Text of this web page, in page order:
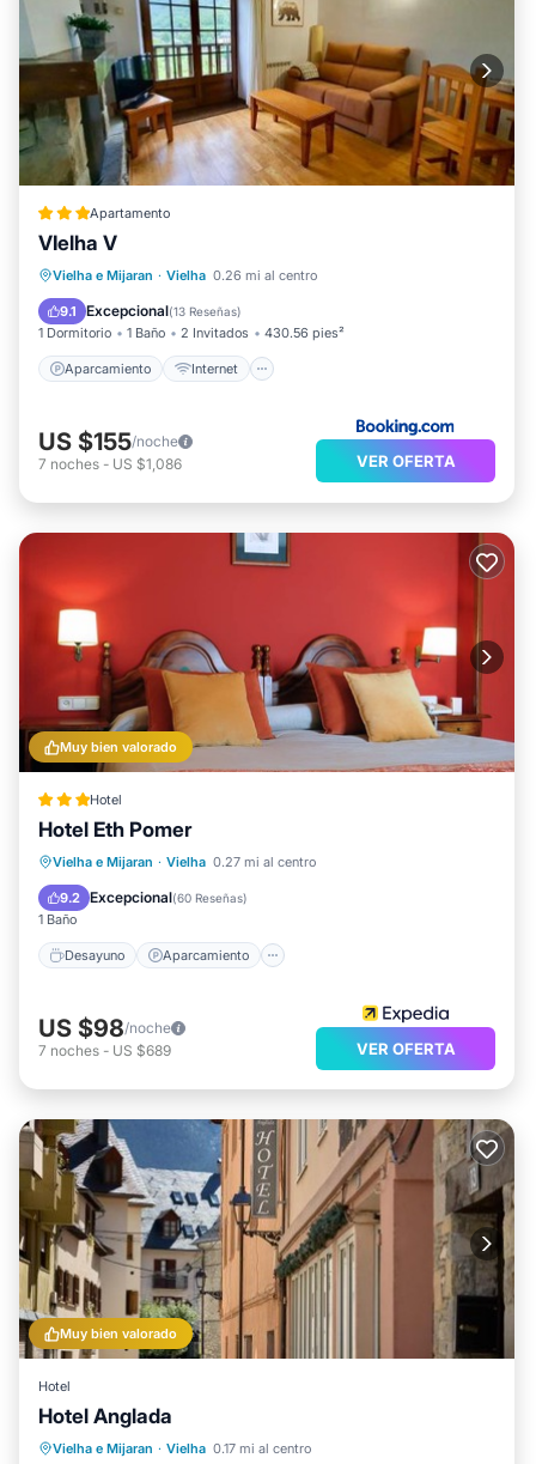
Apartamento
VIelha V
Vielha e Mijaran · Vielha 0.26 mi al centro
9.1 Excepcional(13 Reseñas)
1 Dormitorio 1 Baño 2 Invitados 430.56 pies²
Aparcamiento Internet
Aparcamiento
Internet
Apto para niños
US $155/noche
7 noches - US $1,086 VER OFERTA
Muy bien valorado
Hotel
Hotel Eth Pomer
Vielha e Mijaran · Vielha 0.27 mi al centro
9.2 Excepcional(60 Reseñas)
1 Baño
Desayuno Aparcamiento
Desayuno Aparcamiento
Balcón/Terraza
US $98/noche
7 noches - US $689 VER OFERTA
Muy bien valorado
Hotel
Hotel Anglada
Vielha e Mijaran · Vielha 0.17 mi al centro
Esquí Internet
Apto para niños